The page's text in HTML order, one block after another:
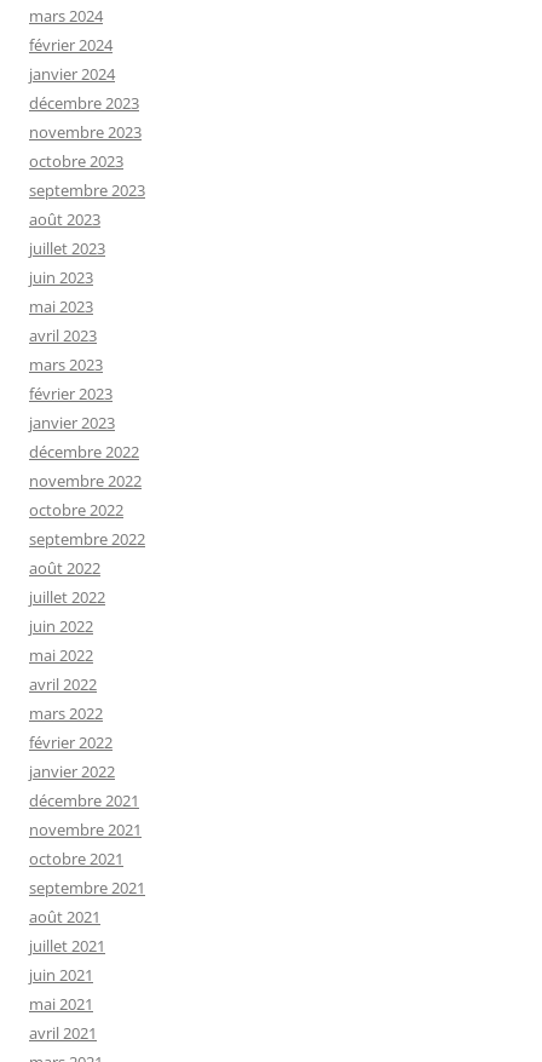
mars 2024
février 2024
janvier 2024
décembre 2023
novembre 2023
octobre 2023
septembre 2023
août 2023
juillet 2023
juin 2023
mai 2023
avril 2023
mars 2023
février 2023
janvier 2023
décembre 2022
novembre 2022
octobre 2022
septembre 2022
août 2022
juillet 2022
juin 2022
mai 2022
avril 2022
mars 2022
février 2022
janvier 2022
décembre 2021
novembre 2021
octobre 2021
septembre 2021
août 2021
juillet 2021
juin 2021
mai 2021
avril 2021